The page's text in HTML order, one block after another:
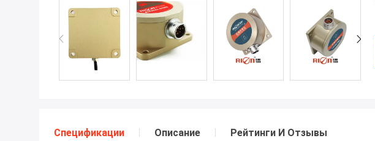
Спецификации Описание Рейтинги И Отзывы